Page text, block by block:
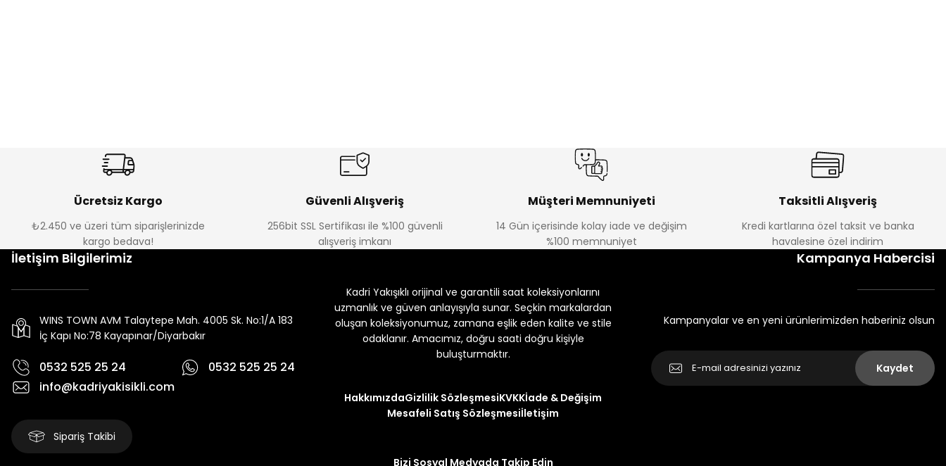
Ücretsiz Kargo
₺2.450 ve üzeri tüm siparişlerinizde
kargo bedava!
Güvenli Alışveriş
256bit SSL Sertifikası ile %100 güvenli
alışveriş imkanı
Müşteri Memnuniyeti
14 Gün içerisinde kolay iade ve değişim
%100 memnuniyet
Taksitli Alışveriş
Kredi kartlarına özel taksit ve banka
havalesine özel indirim
İletişim Bilgilerimiz
WINS TOWN AVM Talaytepe Mah. 4005 Sk. No:1/A 183
İç Kapı No:78 Kayapınar/Diyarbakır
0532 525 25 24
0532 525 25 24
info@kadriyakisikli.com
Sipariş Takibi
Kadri Yakışıklı orijinal ve garantili saat koleksiyonlarını
uzmanlık ve güven anlayışıyla sunar. Seçkin markalardan
oluşan koleksiyonumuz, zamana eşlik eden kalite ve stile
odaklanır. Amacımız, doğru saati doğru kişiyle
buluşturmaktır.
HakkımızdaGizlilik SözleşmesiKVKKİade & Değişim
Mesafeli Satış Sözleşmesiİletişim
Bizi Sosyal Medyada Takip Edin
Kampanya Habercisi
Kampanyalar ve en yeni ürünlerimizden haberiniz olsun
Kaydet